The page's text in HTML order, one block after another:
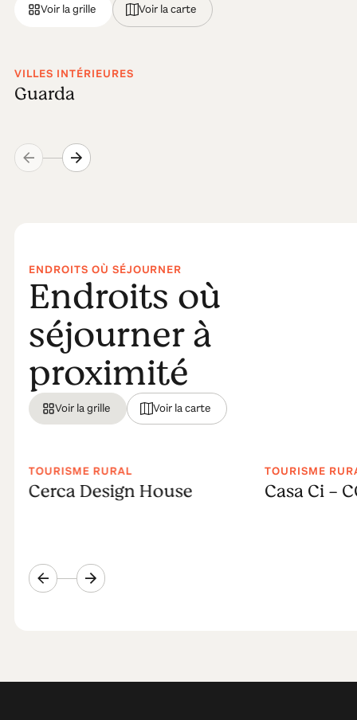
Voir la grille Voir la carte
VILLES INTÉRIEURES
Guarda
ENDROITS OÙ SÉJOURNER
Endroits où
séjourner à
proximité
Voir la grille Voir la carte
TOURISME RURAL
Cerca Design House
TOURISME
Casa Ci -